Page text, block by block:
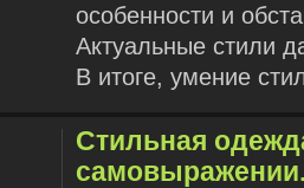
особенности и
Актуальные стили
В итоге, умение
Стильная